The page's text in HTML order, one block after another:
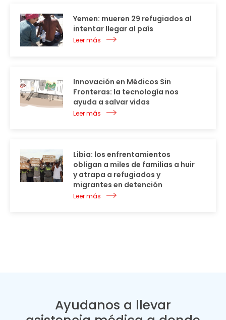
Yemen: mueren 29 refugiados al
intentar llegar al país
Leer más
Innovación en Médicos Sin
Fronteras: la tecnología nos
ayuda a salvar vidas
Leer más
Libia: los enfrentamientos
obligan a miles de familias a huir
y atrapa a refugiados y
migrantes en detención
Leer más
Ayudanos a llevar